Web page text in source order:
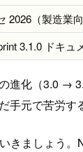
2026（製造業
3.1.0 ドキュ
進化（3.0 →
手元で苦労
きましょう